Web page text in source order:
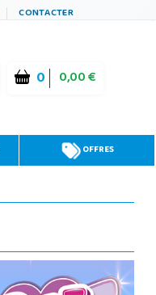
CONTACTER
0 0,00 €
OFFRES